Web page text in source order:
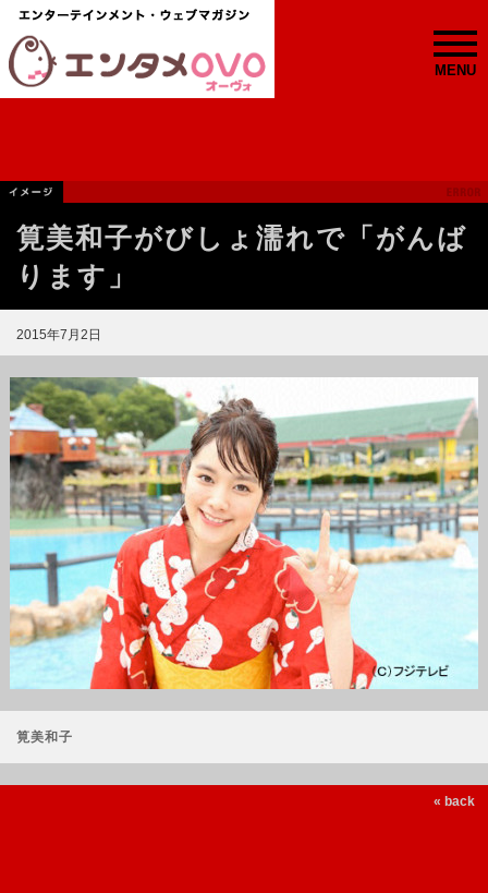
MENU
筧美和子がびしょ濡れで「がんば
ります」
2015年7月2日
筧美和子
« back